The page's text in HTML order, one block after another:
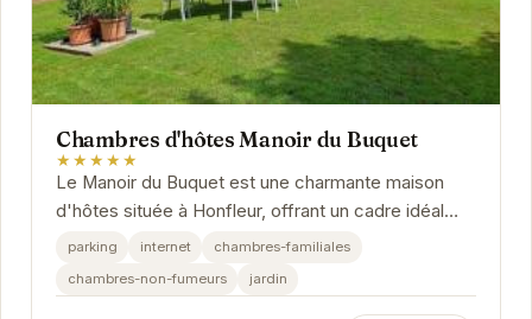
Chambres d'hôtes Manoir du Buquet
★★★★★
Le Manoir du Buquet est une charmante maison
d'hôtes située à Honfleur, offrant un cadre idéal
pour une escapade relaxante. Avec son jardin...
parking internet
chambres-familiales
chambres-non-fumeurs
jardin